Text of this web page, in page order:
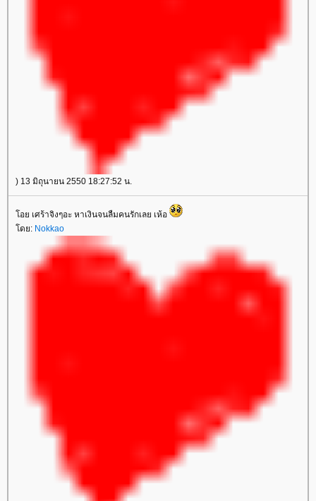
) 13 มิถุนายน 2550 18:27:52 น.
อย เศร้าจิงๆอะ หาเงินจนลืมคนรักเลย เห้อ
ดย: Nokkao